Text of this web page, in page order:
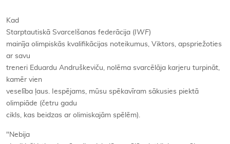
Kad
Starptautiskā Svarcelšanas federācija (IWF)
mainīja olimpiskās kvalifikācijas noteikumus, Viktors, apspriežoties
ar savu
treneri Eduardu Andruškeviču, nolēma svarcēlāja karjeru turpināt,
kamēr vien
veselība ļaus. Iespējams, mūsu spēkavīram sākusies piektā
olimpiāde (četru gadu
cikls, kas beidzas ar olimiskajām spēlēm).
"Nebija